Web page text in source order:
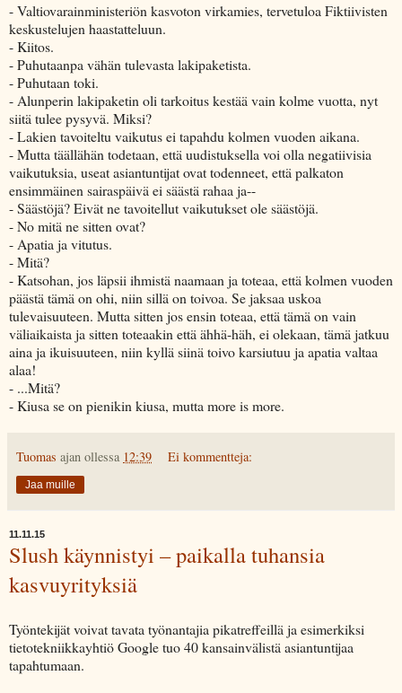
- Valtiovarainministeriön kasvoton virkamies, tervetuloa Fiktiivisten
keskustelujen haastatteluun.
- Kiitos.
- Puhutaanpa vähän tulevasta lakipaketista.
- Puhutaan toki.
- Alunperin lakipaketin oli tarkoitus kestää vain kolme vuotta, nyt
siitä tulee pysyvä. Miksi?
- Lakien tavoiteltu vaikutus ei tapahdu kolmen vuoden aikana.
- Mutta täällähän todetaan, että uudistuksella voi olla negatiivisia
vaikutuksia, useat asiantuntijat ovat todenneet, että palkaton
ensimmäinen sairaspäivä ei säästä rahaa ja--
- Säästöjä? Eivät ne tavoitellut vaikutukset ole säästöjä.
- No mitä ne sitten ovat?
- Apatia ja vitutus.
- Mitä?
- Katsohan, jos läpsii ihmistä naamaan ja toteaa, että kolmen vuoden
päästä tämä on ohi, niin sillä on toivoa. Se jaksaa uskoa
tulevaisuuteen. Mutta sitten jos ensin toteaa, että tämä on vain
väliaikaista ja sitten toteaakin että ähhä-häh, ei olekaan, tämä jatkuu
aina ja ikuisuuteen, niin kyllä siinä toivo karsiutuu ja apatia valtaa
alaa!
- ...Mitä?
- Kiusa se on pienikin kiusa, mutta more is more.
Tuomas ajan ollessa 12:39 Ei kommentteja:
Jaa muille
11.11.15
Slush käynnistyi – paikalla tuhansia
kasvuyrityksiä
Työntekijät voivat tavata työnantajia pikatreffeillä ja esimerkiksi
tietotekniikkayhtiö Google tuo 40 kansainvälistä asiantuntijaa
tapahtumaan.